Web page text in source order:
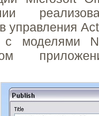
управления
с моделями